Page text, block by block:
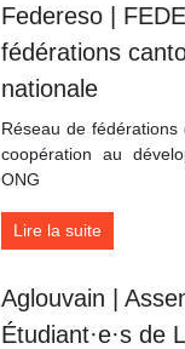
Federeso |
fédérations
nationa­le
Réseau de fédérations
coopération au
ONG
Lire la suite
Aglouvain |
Étudiant·e·s de